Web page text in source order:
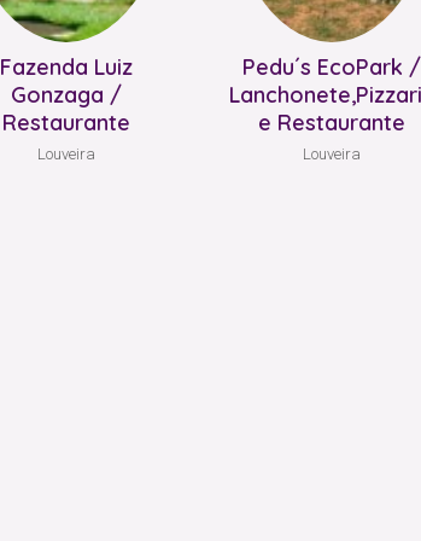
Fazenda Luiz
Gonzaga /
Restaurante
Louveira
Pedu´s EcoPark /
e Restaurante
Louveira